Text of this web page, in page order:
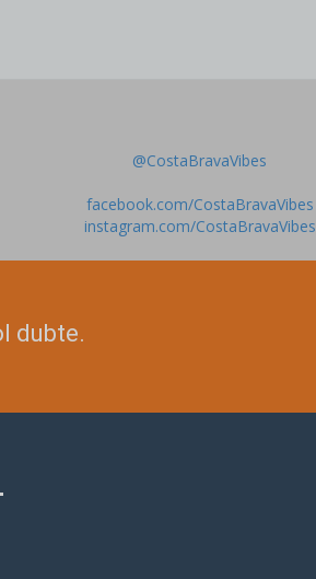
@CostaBravaVibes
facebook.com/CostaBravaVibes
instagram.com/CostaBravaVibes
dubte.